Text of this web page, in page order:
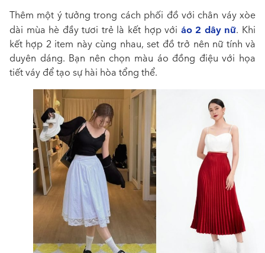
Thêm một ý tưởng trong cách phối đồ với chân váy xòe
dài mùa hè đầytươi trẻ là kết hợp với áo 2 dây nữ. Khi
kết hợp 2 item này cùng nhau, set đồ trở nên nữ tính và
duyên dáng. Bạn nên chọn màu áo đồng điệu với họa
tiết váy để tạo sự hài hòa tổng thể.